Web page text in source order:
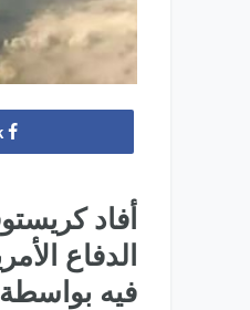
أفاد
الدفاع
فيه بواسطة